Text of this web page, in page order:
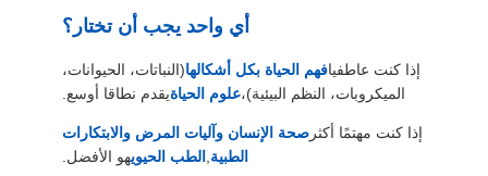
أي واحد يجب أن تختار؟
إذا كنت عاطفيافهم الحياة بكل أشكالها(النباتات، الحيوانات،
الميكروبات، النظم البيئية)،علوم الحياةيقدم نطاقا أوسع.
إذا كنت مهتمًا أكثرصحة الإنسان وآليات المرض والابتكارات
الطبية ,الطب الحيويهو الأفضل.